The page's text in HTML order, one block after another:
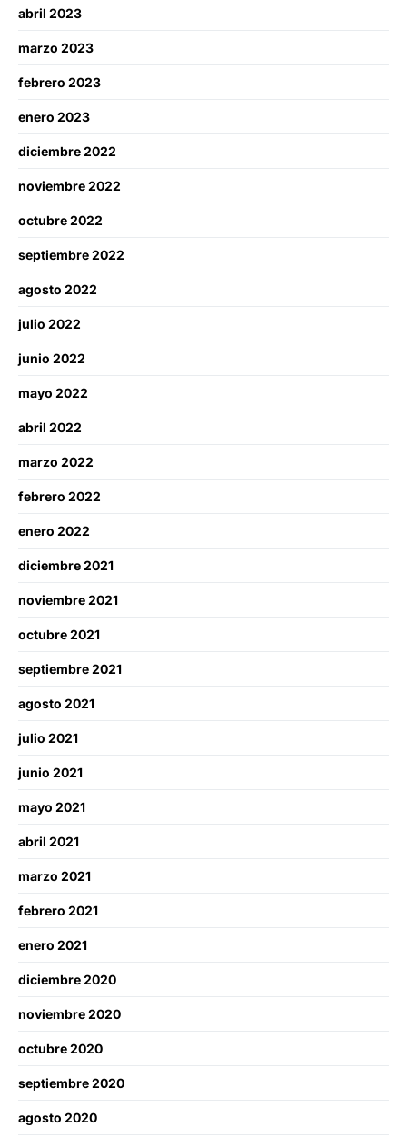
abril 2023
marzo 2023
febrero 2023
enero 2023
diciembre 2022
noviembre 2022
octubre 2022
septiembre 2022
agosto 2022
julio 2022
junio 2022
mayo 2022
abril 2022
marzo 2022
febrero 2022
enero 2022
diciembre 2021
noviembre 2021
octubre 2021
septiembre 2021
agosto 2021
julio 2021
junio 2021
mayo 2021
abril 2021
marzo 2021
febrero 2021
enero 2021
diciembre 2020
noviembre 2020
octubre 2020
septiembre 2020
agosto 2020